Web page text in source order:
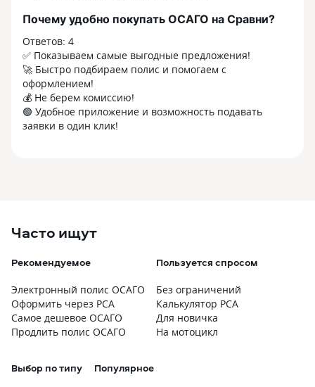
Почему удобно покупать ОСАГО на Сравни?
Ответов: 4
✅ Показываем самые выгодные предложения!
🚀 Быстро подбираем полис и помогаем с
оформлением!
💰 Не берем комиссию!
🟢 Удобное приложение и возможность подавать
заявки в один клик!
Часто ищут
Рекомендуемое
Электронный полис ОСАГО
Оформить через РСА
Самое дешевое ОСАГО
Продлить полис ОСАГО
Пользуется спросом
Без ограничений
Калькулятор РСА
Для новичка
На мотоцикл
Выбор по типу Популярное